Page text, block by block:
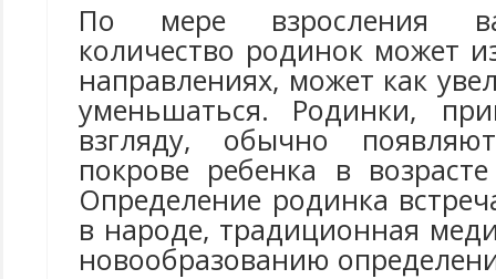
По мере взросления
количество родинок может
направлениях, может как
уменьшаться. Родинки,
взгляду, обычно
покрове ребенка в
Определение родинка
в народе, традиционная
новообразованию